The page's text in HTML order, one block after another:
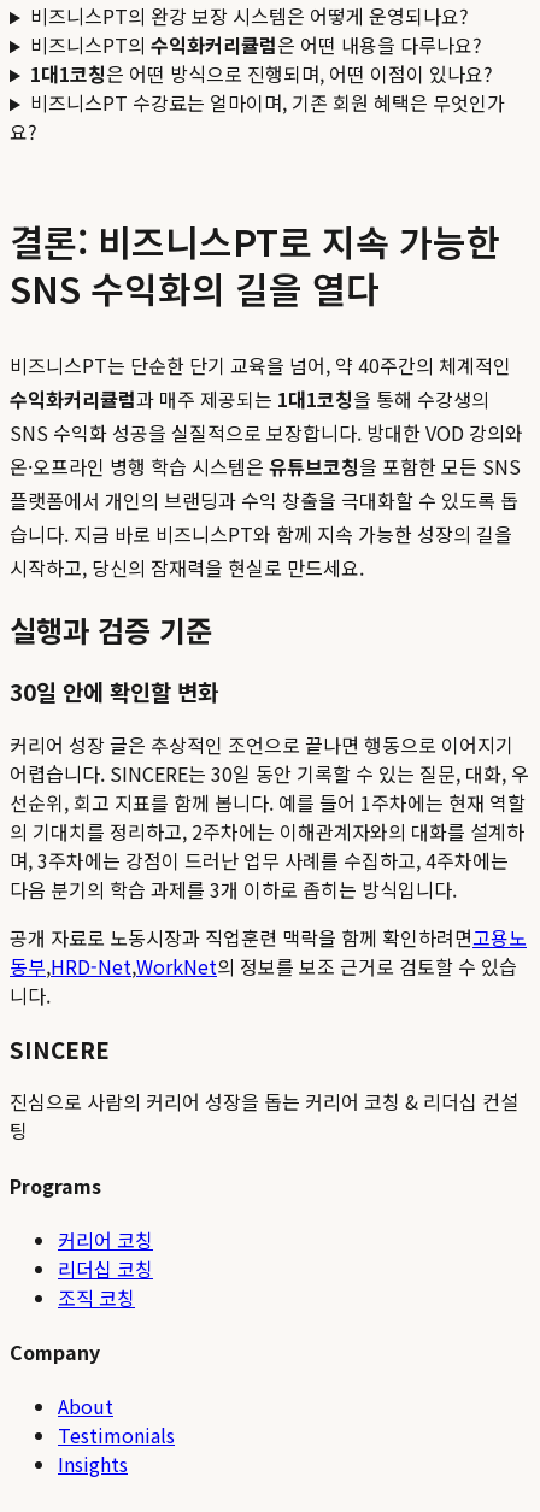
비즈니스PT의 완강 보장 시스템은 어떻게 운영되나요?
비즈니스PT의 수익화커리큘럼은 어떤 내용을 다루나요?
1대1코칭은 어떤 방식으로 진행되며, 어떤 이점이 있나요?
비즈니스PT 수강료는 얼마이며, 기존 회원 혜택은 무엇인가
요?
결론: 비즈니스PT로 지속 가능한
SNS 수익화의 길을 열다
비즈니스PT는 단순한 단기 교육을 넘어, 약 40주간의 체계적인
수익화커리큘럼과 매주 제공되는 1대1코칭을 통해 수강생의
SNS 수익화 성공을 실질적으로 보장합니다. 방대한 VOD 강의와
온·오프라인 병행 학습 시스템은 유튜브코칭을 포함한 모든 SNS
플랫폼에서 개인의 브랜딩과 수익 창출을 극대화할 수 있도록 돕
습니다. 지금 바로 비즈니스PT와 함께 지속 가능한 성장의 길을
시작하고, 당신의 잠재력을 현실로 만드세요.
실행과 검증 기준
30일 안에 확인할 변화
커리어 성장 글은 추상적인 조언으로 끝나면 행동으로 이어지기
어렵습니다. SINCERE는 30일 동안 기록할 수 있는 질문, 대화, 우
선순위, 회고 지표를 함께 봅니다. 예를 들어 1주차에는 현재 역할
의 기대치를 정리하고, 2주차에는 이해관계자와의 대화를 설계하
며, 3주차에는 강점이 드러난 업무 사례를 수집하고, 4주차에는
다음 분기의 학습 과제를 3개 이하로 좁히는 방식입니다.
공개 자료로 노동시장과 직업훈련 맥락을 함께 확인하려면고용노
동부,HRD-Net,WorkNet의 정보를 보조 근거로 검토할 수 있습
니다.
SINCERE
진심으로 사람의 커리어 성장을 돕는 커리어 코칭 & 리더십 컨설
팅
Programs
커리어 코칭
리더십 코칭
조직 코칭
Company
About
Testimonials
Insights